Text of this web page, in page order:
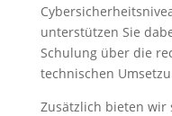
unterstützen Sie
Schulung über die
technischen
Zusätzlich bieten wir